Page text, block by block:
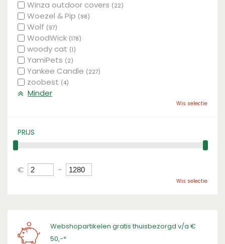
Winza outdoor covers (22)
Woezel & Pip (98)
Wolf (97)
WoodWick (178)
woody cat (1)
YamiPets (2)
Yankee Candle (227)
zoobest (4)
Minder
Wis selectie
PRIJS
€ -
Wis selectie
Webshopartikelen gratis thuisbezorgd v/a €
50,-*